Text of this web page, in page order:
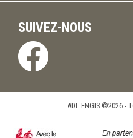
SUIVEZ-NOUS
ADL ENGIS ©2026 -